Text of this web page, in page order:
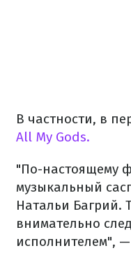
В частности, в
All My Gods.
"По-настоящему
музыкальный
Натальи Багрий.
внимательно
исполнителем", —